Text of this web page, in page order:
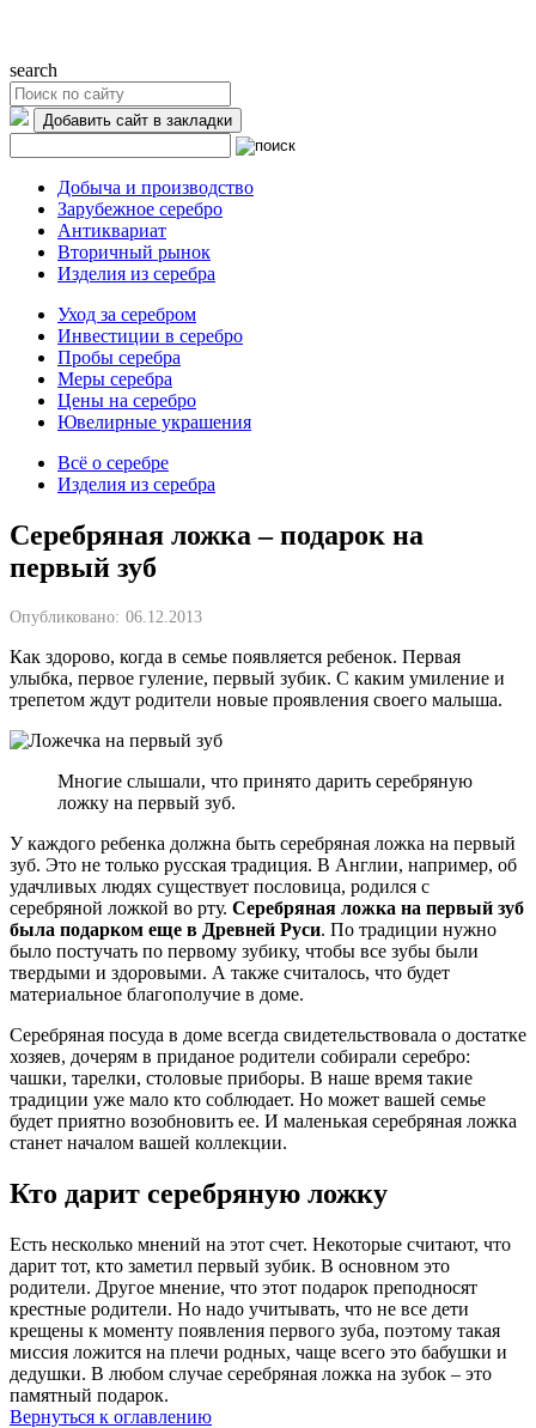
search
Добавить сайт в закладки
Добыча и производство
Зарубежное серебро
Антиквариат
Вторичный рынок
Изделия из серебра
Уход за серебром
Инвестиции в серебро
Пробы серебра
Меры серебра
Цены на серебро
Ювелирные украшения
Всё о серебре
Изделия из серебра
Серебряная ложка – подарок на
первый зуб
Опубликовано: 06.12.2013
Как здорово, когда в семье появляется ребенок. Первая
улыбка, первое гуление, первый зубик. С каким умиление и
трепетом ждут родители новые проявления своего малыша.
Многие слышали, что принято дарить серебряную
ложку на первый зуб.
У каждого ребенка должна быть серебряная ложка на первый
зуб. Это не только русская традиция. В Англии, например, об
удачливых людях существует пословица, родился с
серебряной ложкой во рту. Серебряная ложка на первый зуб
была подарком еще в Древней Руси. По традиции нужно
было постучать по первому зубику, чтобы все зубы были
твердыми и здоровыми. А также считалось, что будет
материальное благополучие в доме.
Серебряная посуда в доме всегда свидетельствовала о достатке
хозяев, дочерям в приданое родители собирали серебро:
чашки, тарелки, столовые приборы. В наше время такие
традиции уже мало кто соблюдает. Но может вашей семье
будет приятно возобновить ее. И маленькая серебряная ложка
станет началом вашей коллекции.
Кто дарит серебряную ложку
Есть несколько мнений на этот счет. Некоторые считают, что
дарит тот, кто заметил первый зубик. В основном это
родители. Другое мнение, что этот подарок преподносят
крестные родители. Но надо учитывать, что не все дети
крещены к моменту появления первого зуба, поэтому такая
миссия ложится на плечи родных, чаще всего это бабушки и
дедушки. В любом случае серебряная ложка на зубок – это
памятный подарок.
Вернуться к оглавлению